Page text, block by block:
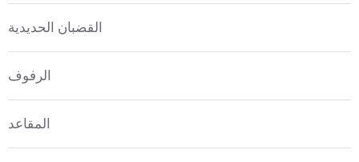
القضبان الحديدية
الرفوف
المقاعد